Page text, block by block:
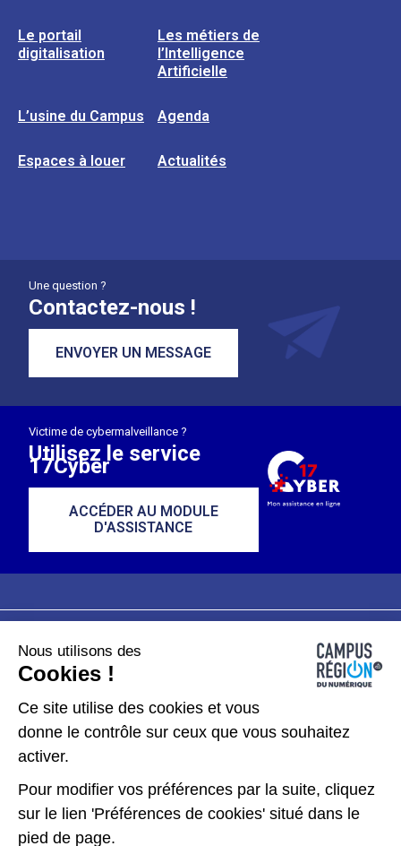
Le portail
digitalisation
Les métiers de
l’Intelligence
Artificielle
L’usine du Campus Agenda
Espaces à louer Actualités
Une question ?
Contactez-nous !
ENVOYER UN MESSAGE
Victime de cybermalveillance ?
Utilisez le service
17Cyber
ACCÉDER AU MODULE
D'ASSISTANCE
Plan du site
Données personnelles
Kit de communication
Accessibilité : partiellement conforme
Nous utilisons des
Cookies !
Ce site utilise des cookies et vous
donne le contrôle sur ceux que vous souhaitez
activer.
Pour modifier vos préférences par la suite, cliquez
sur le lien 'Préférences de cookies' situé dans le
pied de page.